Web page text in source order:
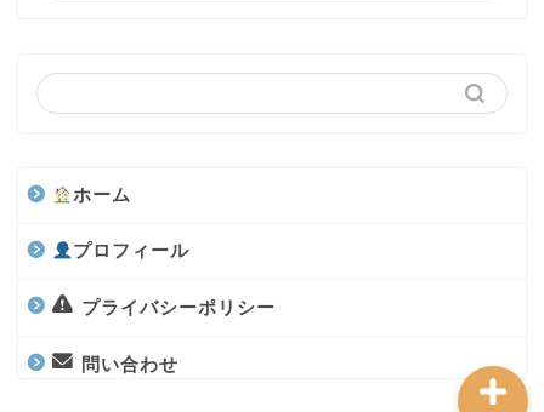
ホーム
プロフィール
プライバシーポリシー
問い合わせ
世界のカブトムシ